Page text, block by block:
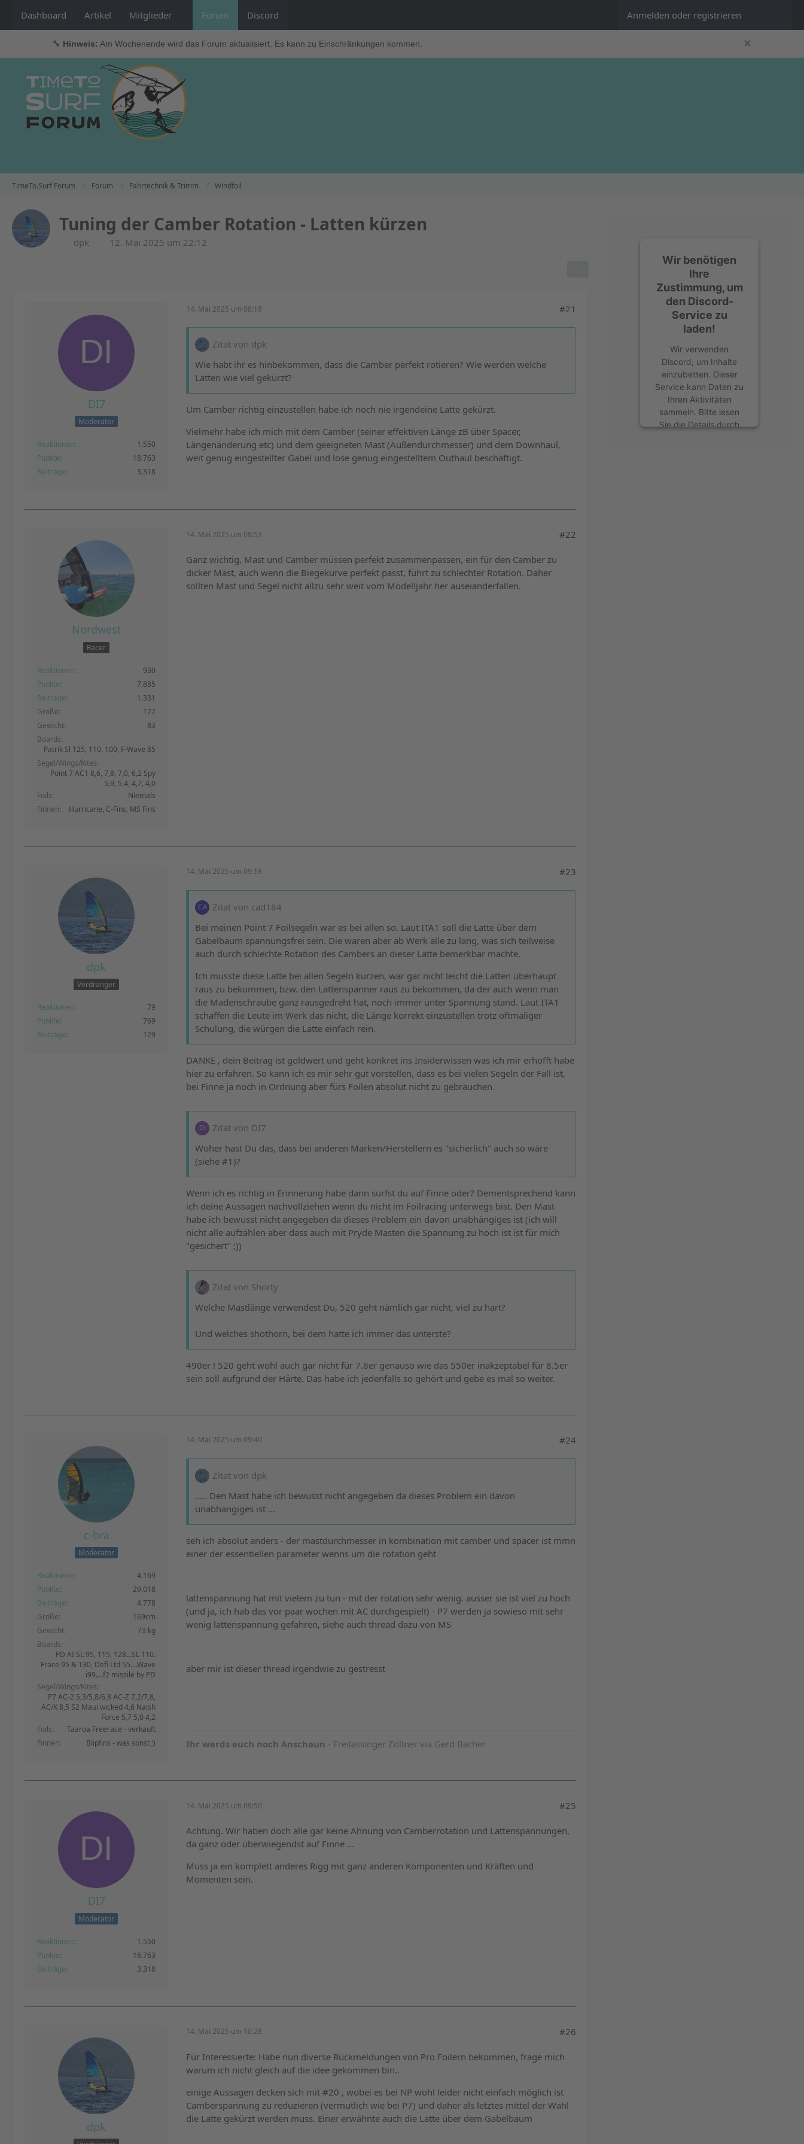
🔧 Hinweis: Am Wochenende wird das Forum aktualisiert. Es kann zu Einschränkungen kommen. ✕
Dashboard Artikel Mitglieder Forum Discord Anmelden oder registrieren
TimeTo.Surf Forum Forum Fahrtechnik & Trimm Windfoil
Tuning der Camber Rotation - Latten kürzen
dpk 12. Mai 2025 um 22:12
DI7
Moderator
Reaktionen
1.550
Punkte
18.763
Beiträge
3.318
14. Mai 2025 um 08:18 #21
Zitat von dpk
Wie habt ihr es hinbekommen, dass die Camber perfekt rotieren? Wie werden welche
Latten wie viel gekürzt?
Um Camber richtig einzustellen habe ich noch nie irgendeine Latte gekürzt.
Vielmehr habe ich mich mit dem Camber (seiner effektiven Länge zB über Spacer,
Längenänderung etc) und dem geeigneten Mast (Außendurchmesser) und dem Downhaul,
weit genug eingestellter Gabel und lose genug eingestelltem Outhaul beschäftigt.
Nordwest
Racer
Reaktionen
930
Punkte
7.885
Beiträge
1.331
Größe
177
Gewicht
83
Boards
Patrik Sl 125, 110, 100, F-Wave 85
Segel/Wings/Kites
Point 7 AC1 8,6, 7,8, 7,0, 6,2 Spy
5,9, 5,4, 4,7, 4,0
Foils
Niemals
Finnen
Hurricane, C-Fins, MS Fins
14. Mai 2025 um 08:53 #22
Ganz wichtig, Mast und Camber müssen perfekt zusammenpassen, ein für den Camber zu
dicker Mast, auch wenn die Biegekurve perfekt passt, führt zu schlechter Rotation. Daher
sollten Mast und Segel nicht allzu sehr weit vom Modelljahr her auseianderfallen.
dpk
Verdränger
Reaktionen
79
Punkte
769
Beiträge
129
14. Mai 2025 um 09:18 #23
Zitat von cad184
Bei meinen Point 7 Foilsegeln war es bei allen so. Laut ITA1 soll die Latte über dem
Gabelbaum spannungsfrei sein. Die waren aber ab Werk alle zu lang, was sich teilweise
auch durch schlechte Rotation des Cambers an dieser Latte bemerkbar machte.
Ich musste diese Latte bei allen Segeln kürzen, war gar nicht leicht die Latten überhaupt
raus zu bekommen, bzw. den Lattenspanner raus zu bekommen, da der auch wenn man
die Madenschraube ganz rausgedreht hat, noch immer unter Spannung stand. Laut ITA1
schaffen die Leute im Werk das nicht, die Länge korrekt einzustellen trotz oftmaliger
Schulung, die würgen die Latte einfach rein.
DANKE , dein Beitrag ist goldwert und geht konkret ins Insiderwissen was ich mir erhofft habe
hier zu erfahren. So kann ich es mir sehr gut vorstellen, dass es bei vielen Segeln der Fall ist,
bei Finne ja noch in Ordnung aber fürs Foilen absolut nicht zu gebrauchen.
Zitat von DI7
Woher hast Du das, dass bei anderen Marken/Herstellern es "sicherlich" auch so wäre
(siehe #1)?
Wenn ich es richtig in Erinnerung habe dann surfst du auf Finne oder? Dementsprechend kann
ich deine Aussagen nachvollziehen wenn du nicht im Foilracing unterwegs bist. Den Mast
habe ich bewusst nicht angegeben da dieses Problem ein davon unabhängiges ist (ich will
nicht alle aufzählen aber dass auch mit Pryde Masten die Spannung zu hoch ist ist für mich
"gesichert" ;))
Zitat von Shorty
Welche Mastlänge verwendest Du, 520 geht nämlich gar nicht, viel zu hart?
Und welches shothorn, bei dem hatte ich immer das unterste?
490er ! 520 geht wohl auch gar nicht für 7.8er genauso wie das 550er inakzeptabel für 8.5er
sein soll aufgrund der Härte. Das habe ich jedenfalls so gehört und gebe es mal so weiter.
c-bra
Moderator
Reaktionen
4.169
Punkte
29.018
Beiträge
4.778
Größe
169cm
Gewicht
73 kg
Boards
PD AI SL 95, 115, 128...SL 110.
Frace 95 & 130, Defi Ltd 55....Wave
i99....f2 missile by PD
Segel/Wings/Kites
P7 AC-2 5,3/5,8/6,8 AC-Z 7,2/7,8,
AC/K 8,5 S2 Maui wicked 4,6 Naish
Force 5,7 5,0 4,2
Foils
Taaroa Freerace - verkauft
Finnen
Blipfins - was sonst ;)
14. Mai 2025 um 09:40 #24
Zitat von dpk
..... Den Mast habe ich bewusst nicht angegeben da dieses Problem ein davon
unabhängiges ist ...
seh ich absolut anders - der mastdurchmesser in kombination mit camber und spacer ist mmn
einer der essentiellen parameter wenns um die rotation geht
lattenspannung hat mit vielem zu tun - mit der rotation sehr wenig. ausser sie ist viel zu hoch
(und ja, ich hab das vor paar wochen mit AC durchgespielt) - P7 werden ja sowieso mit sehr
wenig lattenspannung gefahren, siehe auch thread dazu von MS
aber mir ist dieser thread irgendwie zu gestresst
Ihr werds euch noch Anschaun - Freilassinger Zöllner via Gerd Bacher
DI7
Moderator
Reaktionen
1.550
Punkte
18.763
Beiträge
3.318
14. Mai 2025 um 09:50 #25
Achtung. Wir haben doch alle gar keine Ahnung von Camberrotation und Lattenspannungen,
da ganz oder überwiegendst auf Finne ...
Muss ja ein komplett anderes Rigg mit ganz anderen Komponenten und Kräften und
Momenten sein.
dpk
14. Mai 2025 um 10:28 #26
Für Interessierte: Habe nun diverse Rückmeldungen von Pro Foilern bekommen, frage mich
warum ich nicht gleich auf die idee gekommen bin..
einige Aussagen decken sich mit #20 , wobei es bei NP wohl leider nicht einfach möglich ist
Camberspannung zu reduzieren (vermutlich wie bei P7) und daher als letztes mittel der Wahl
die Latte gekürzt werden muss. Einer erwähnte auch die Latte über dem Gabelbaum
Wir benötigen
Ihre
Zustimmung, um
den Discord-
Service zu
laden!
Wir verwenden
Discord, um Inhalte
einzubetten. Dieser
Service kann Daten zu
Ihren Aktivitäten
sammeln. Bitte lesen
Sie die Details durch